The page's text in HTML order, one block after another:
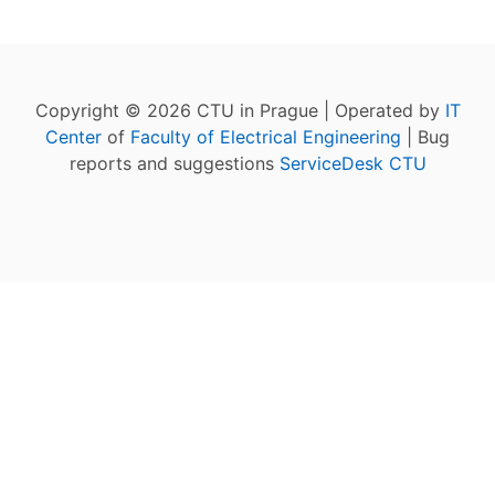
Copyright © 2026 CTU in Prague | Operated by IT
Center of Faculty of Electrical Engineering | Bug
reports and suggestions ServiceDesk CTU